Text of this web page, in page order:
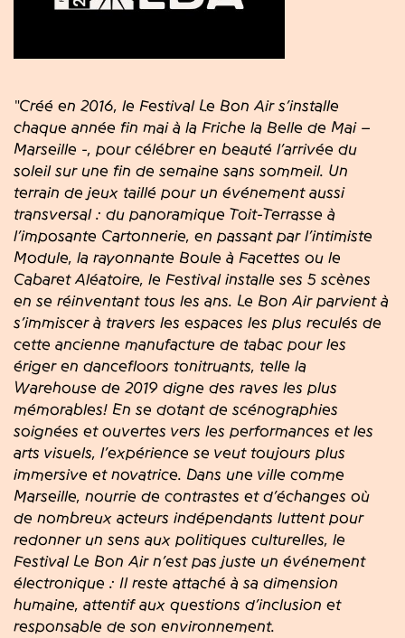
"Créé en 2016, le Festival Le Bon Air s’installe
chaque année fin mai à la Friche la Belle de Mai –
Marseille -, pour célébrer en beauté l’arrivée du
soleil sur une fin de semaine sans sommeil. Un
terrain de jeux taillé pour un événement aussi
transversal : du panoramique Toit-Terrasse à
l’imposante Cartonnerie, en passant par l’intimiste
Module, la rayonnante Boule à Facettes ou le
Cabaret Aléatoire, le Festival installe ses 5 scènes
en se réinventant tous les ans. Le Bon Air parvient à
s’immiscer à travers les espaces les plus reculés de
cette ancienne manufacture de tabac pour les
ériger en dancefloors tonitruants, telle la
Warehouse de 2019 digne des raves les plus
mémorables! En se dotant de scénographies
soignées et ouvertes vers les performances et les
arts visuels, l’expérience se veut toujours plus
immersive et novatrice. Dans une ville comme
Marseille, nourrie de contrastes et d’échanges où
de nombreux acteurs indépendants luttent pour
redonner un sens aux politiques culturelles, le
Festival Le Bon Air n’est pas juste un événement
électronique : Il reste attaché à sa dimension
humaine, attentif aux questions d’inclusion et
responsable de son environnement.